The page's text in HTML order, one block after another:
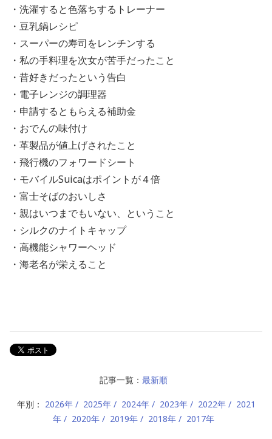
・洗濯すると色落ちするトレーナー
・豆乳鍋レシピ
・スーパーの寿司をレンチンする
・私の手料理を次女が苦手だったこと
・昔好きだったという告白
・電子レンジの調理器
・申請するともらえる補助金
・おでんの味付け
・革製品が値上げされたこと
・飛行機のフォワードシート
・モバイルSuicaはポイントが４倍
・富士そばのおいしさ
・親はいつまでもいない、ということ
・シルクのナイトキャップ
・高機能シャワーヘッド
・海老名が栄えること
記事一覧： 最新順
年別： 2026年 2025年 2024年 2023年 2022年
2021
年
2020年 2019年 2018年 2017年